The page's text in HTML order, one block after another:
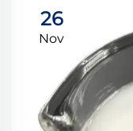
26
Nov